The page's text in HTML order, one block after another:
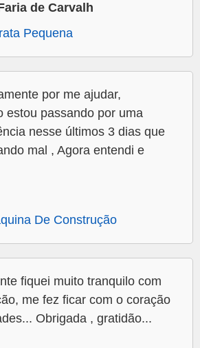
de Carvalh
Pequena
por me ajudar,
estou passando por uma
nesse últimos 3 dias que
mal , Agora entendi e
De Construção
fiquei muito tranquilo com
me fez ficar com o coração
Obrigada , gratidão...